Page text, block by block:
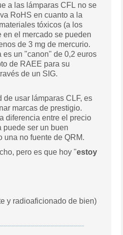
a las lámparas CFL no se
RoHS en cuanto a la
tóxicos (a los
en el mercado se pueden
de 3 mg de mercurio.
es un "canon" de 0,2 euros
de RAEE para su
de un SIG.
de usar lámparas CLF, es
marcas de prestigio.
diferencia entre el precio
puede ser un buen
una no fuente de QRM.
pero es que hoy "estoy
y radioaficionado de bien)